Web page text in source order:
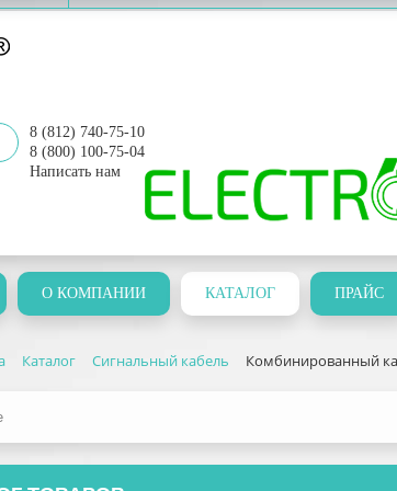
8 (812) 740-75-10
8 (800) 100-75-04
Написать нам
О КОМПАНИИ КАТАЛОГ ПРАЙС
Каталог Сигнальный кабель Комбинированный